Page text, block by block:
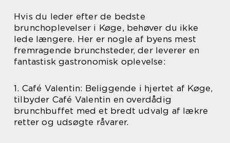
Hvis du leder efter de bedste
brunchoplevelser i Køge, behøver du ikke
lede længere. Her er nogle af byens mest
fremragende brunchsteder, der leverer en
fantastisk gastronomisk oplevelse:
1. Café Valentin: Beliggende i hjertet af Køge,
tilbyder Café Valentin en overdådig
brunchbuffet med et bredt udvalg af lækre
retter og udsøgte råvarer.